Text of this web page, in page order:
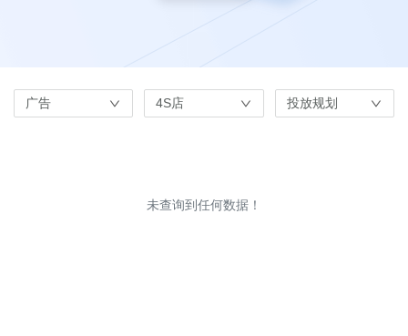
广告 4S店 投放规划
未查询到任何数据！